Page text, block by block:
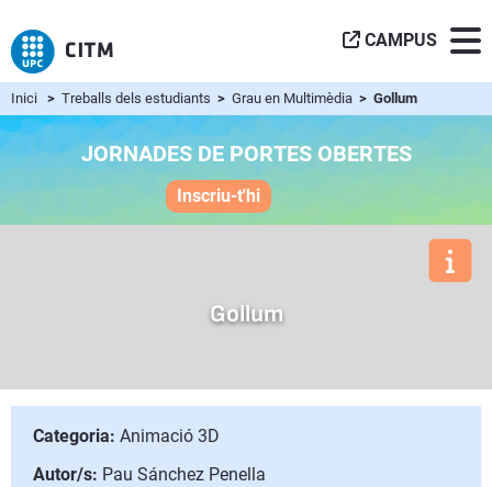
CAMPUS
Inici > Treballs dels estudiants > Grau en Multimèdia > Gollum
JORNADES DE PORTES OBERTES
Inscriu-t'hi
Gollum
Categoria: Animació 3D
Autor/s: Pau Sánchez Penella